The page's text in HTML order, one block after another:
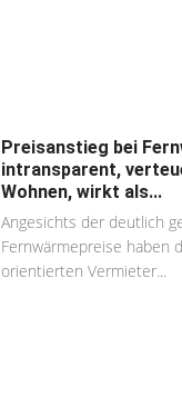
Preisanstieg bei
intransparent,
Wohnen, wirkt als...
Angesichts der deutlich
Fernwärmepreise haben
orientierten Vermieter...